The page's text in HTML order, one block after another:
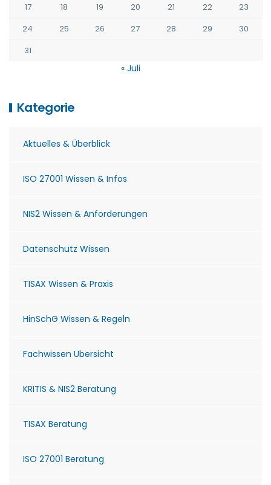
17
18 19 20 21 22
23
24
25 26 27 28 29
30
31
« Juli
Kategorie
Aktuelles & Überblick
ISO 27001 Wissen & Infos
NIS2 Wissen & Anforderungen
Datenschutz Wissen
TISAX Wissen & Praxis
HinSchG Wissen & Regeln
Fachwissen Übersicht
KRITIS & NIS2 Beratung
TISAX Beratung
ISO 27001 Beratung